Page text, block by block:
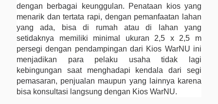
dengan berbagai keunggulan. Penataan kios yang
menarik dan tertata rapi, dengan pemanfaatan lahan
yang ada, bisa di rumah atau di lahan yang
setidaknya memiliki minimal ukuran 2,5 x 2,5 m
persegi dengan pendampingan dari Kios WarNU ini
menjadikan para pelaku usaha tidak lagi
kebingungan saat menghadapi kendala dari segi
pemasaran, penjualan maupun yang lainnya karena
bisa konsultasi langsung dengan Kios WarNU.